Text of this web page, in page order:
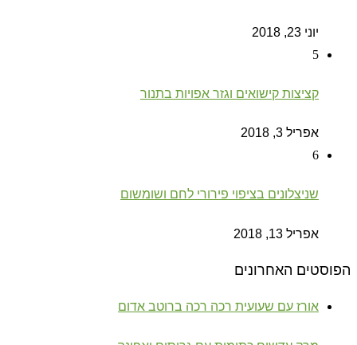
יוני 23, 2018
5
קציצות קישואים וגזר אפויות בתנור
אפריל 3, 2018
6
שניצלונים בציפוי פירורי לחם ושומשום
אפריל 13, 2018
הפוסטים האחרונים
אורז עם שעועית רכה רכה ברוטב אדום